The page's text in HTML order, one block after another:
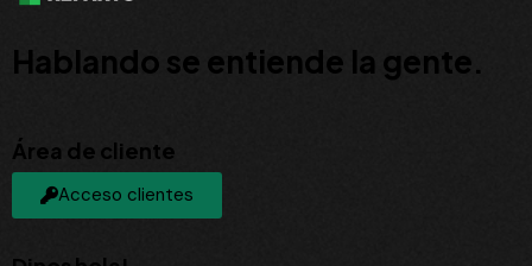
Hablando se entiende la gente.
Área de cliente
Acceso clientes